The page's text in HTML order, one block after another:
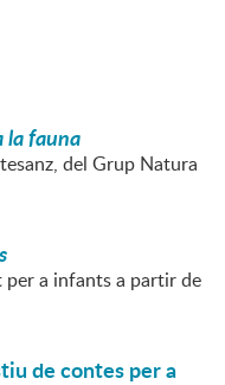
la fauna
del Grup Natura
a infants a partir de
de contes per a